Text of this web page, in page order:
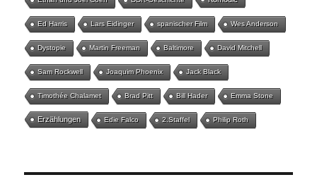
Ed Harris Lars Eidinger spanischer Film Wes Anderson
Dystopie Martin Freeman Baltimore David Mitchell
Sam Rockwell Joaquim Phoenix Jack Black
Timothée Chalamet Brad Pitt Bill Hader Emma Stone
Erzählungen Edie Falco 2.Staffel Philip Roth